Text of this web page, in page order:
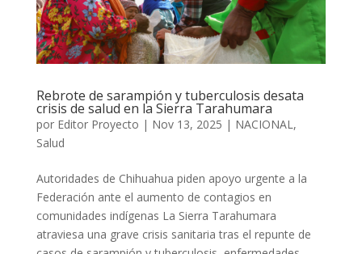
Rebrote de sarampión y tuberculosis desata
crisis de salud en la Sierra Tarahumara
por Editor Proyecto | Nov 13, 2025 | NACIONAL ,
Salud
Autoridades de Chihuahua piden apoyo urgente a la
Federación ante el aumento de contagios en
comunidades indígenas La Sierra Tarahumara
atraviesa una grave crisis sanitaria tras el repunte de